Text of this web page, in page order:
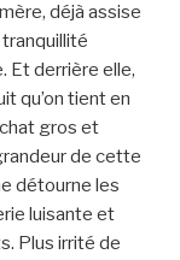
déjà assise
Et derrière elle,
qu’on tient en
gros et
de cette
détourne les
luisante et
Plus irrité de